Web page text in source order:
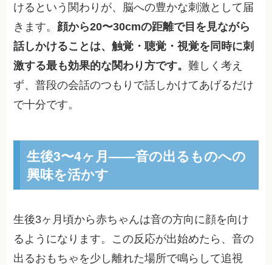
けるという関わりが、脳への豊かな刺激として届
きます。 顔から20〜30cmの距離で目を見ながら
話しかけることは、触覚・聴覚・視覚を同時に刺
激する最も効果的な関わり方です。難しく考え
ず、普段の会話のつもりで話しかけてあげるだけ
で十分です。
生後3〜4ヶ月——音の出るものへの
興味を活かす
生後3ヶ月頃から赤ちゃんは音の方向に顔を向け
るようになります。この反応が出始めたら、音の
出るおもちゃを少し離れた場所で鳴らして追視